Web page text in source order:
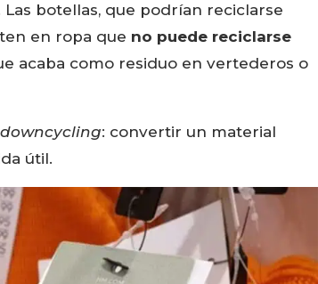
botellas, que podrían reciclarse
en ropa que no puede reciclarse
acaba como residuo en vertederos o
downcycling: convertir un material
útil.